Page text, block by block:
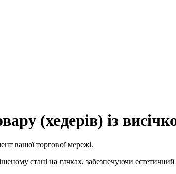
(хедерів) із
вашої торгової мережі.
стані на гачках, забезпечуючи